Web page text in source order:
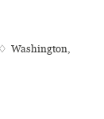
Washington,